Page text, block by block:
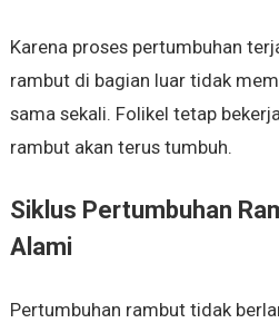
Karena proses pertumbuhan
rambut di bagian luar tidak
sama sekali. Folikel tetap
rambut akan terus tumbuh.
Siklus Pertumbuhan
Alami
Pertumbuhan rambut tidak